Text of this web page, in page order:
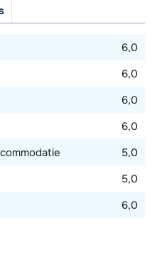
6,0
6,0
6,0
6,0
5,0
5,0
6,0